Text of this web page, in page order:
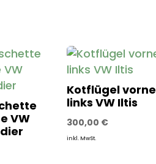
VW
Kotflügel vorne
links VW Iltis
300,00 €
inkl. MwSt.